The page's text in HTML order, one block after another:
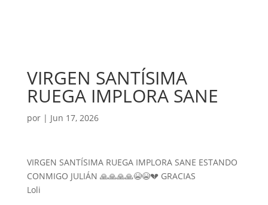
VIRGEN SANTÍSIMA
RUEGA IMPLORA SANE
por | Jun 17, 2026
VIRGEN SANTÍSIMA RUEGA IMPLORA SANE ESTANDO
CONMIGO JULIÁN 🙏🙏🙏🙏😭😭💔 GRACIAS
Loli